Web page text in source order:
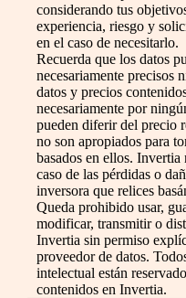
considerando tus
experiencia, riesgo y
en el caso de necesitarlo.
Recuerda que los datos
necesariamente precisos
datos y precios
necesariamente por
pueden diferir del precio
no son apropiados para
basados en ellos.
caso de las pérdidas o
inversora que relices
Queda prohibido usar,
modificar, transmitir o
Invertia sin permiso
proveedor de datos.
intelectual están
contenidos en Invertia.